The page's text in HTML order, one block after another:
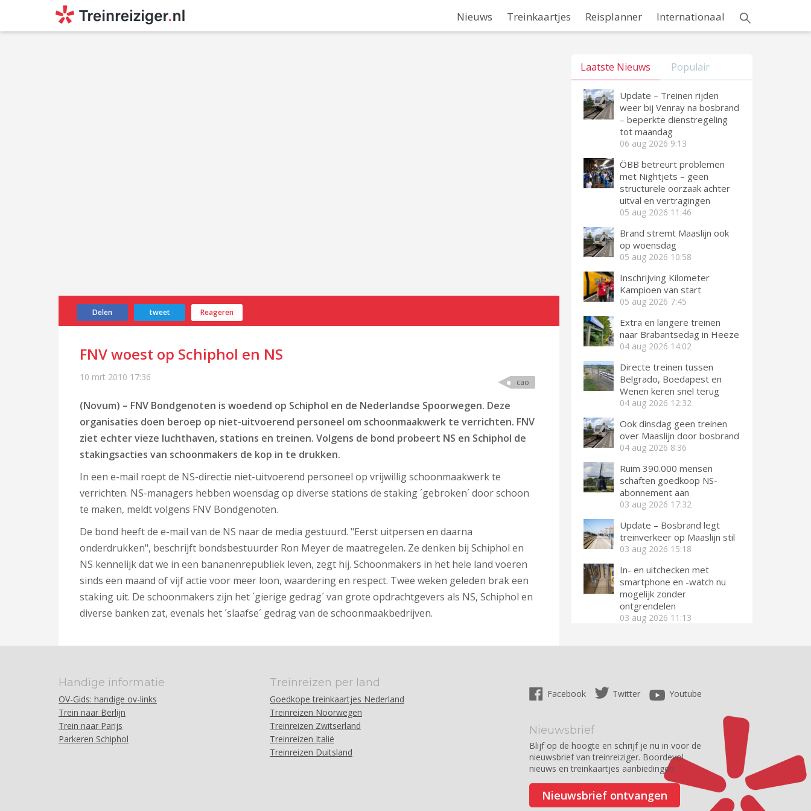
Nieuws Treinkaartjes Reisplanner Internationaal
Delen tweet Reageren
FNV woest op Schiphol en NS
10 mrt 2010 17:36 cao
(Novum) – FNV Bondgenoten is woedend op Schiphol en de Nederlandse Spoorwegen. Deze
organisaties doen beroep op niet-uitvoerend personeel om schoonmaakwerk te verrichten. FNV
ziet echter vieze luchthaven, stations en treinen. Volgens de bond probeert NS en Schiphol de
stakingsacties van schoonmakers de kop in te drukken.
In een e-mail roept de NS-directie niet-uitvoerend personeel op vrijwillig schoonmaakwerk te
verrichten. NS-managers hebben woensdag op diverse stations de staking ´gebroken´ door schoon
te maken, meldt volgens FNV Bondgenoten.
De bond heeft de e-mail van de NS naar de media gestuurd. "Eerst uitpersen en daarna
onderdrukken", beschrijft bondsbestuurder Ron Meyer de maatregelen. Ze denken bij Schiphol en
NS kennelijk dat we in een bananenrepubliek leven, zegt hij. Schoonmakers in het hele land voeren
sinds een maand of vijf actie voor meer loon, waardering en respect. Twee weken geleden brak een
staking uit. De schoonmakers zijn het ´gierige gedrag´ van grote opdrachtgevers als NS, Schiphol en
diverse banken zat, evenals het ´slaafse´ gedrag van de schoonmaakbedrijven.
Laatste Nieuws Populair
Update – Treinen rijden
weer bij Venray na bosbrand
– beperkte dienstregeling
tot maandag
06 aug 2026 9:13
ÖBB betreurt problemen
met Nightjets – geen
structurele oorzaak achter
uitval en vertragingen
05 aug 2026 11:46
Brand stremt Maaslijn ook
op woensdag
05 aug 2026 10:58
Inschrijving Kilometer
Kampioen van start
05 aug 2026 7:45
Extra en langere treinen
naar Brabantsedag in Heeze
04 aug 2026 14:02
Directe treinen tussen
Belgrado, Boedapest en
Wenen keren snel terug
04 aug 2026 12:32
Ook dinsdag geen treinen
over Maaslijn door bosbrand
04 aug 2026 8:36
Ruim 390.000 mensen
schaften goedkoop NS-
abonnement aan
03 aug 2026 17:32
Update – Bosbrand legt
treinverkeer op Maaslijn stil
03 aug 2026 15:18
In- en uitchecken met
smartphone en -watch nu
mogelijk zonder
ontgrendelen
03 aug 2026 11:13
Handige informatie
OV-Gids: handige ov-links
Trein naar Berlijn
Trein naar Parijs
Parkeren Schiphol
Treinreizen per land
Goedkope treinkaartjes Nederland
Treinreizen Noorwegen
Treinreizen Zwitserland
Treinreizen Italië
Treinreizen Duitsland
Facebook Twitter Youtube
Nieuwsbrief
Blijf op de hoogte en schrijf je nu in voor de
nieuwsbrief van treinreiziger. Boordevol
nieuws en treinkaartjes aanbiedingen.
Nieuwsbrief ontvangen